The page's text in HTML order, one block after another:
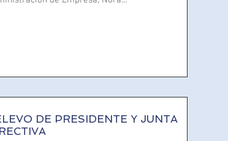
DE PRESIDENTE Y JUNTA